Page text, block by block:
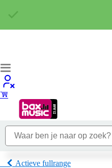
Actieve fullrange